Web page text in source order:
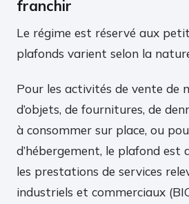
franchir
Le régime est réservé aux
plafonds varient selon la
Pour les activités de vente de
d’objets, de fournitures, de
à consommer sur place, ou
d’hébergement, le plafond est
les prestations de services
industriels et commerciaux